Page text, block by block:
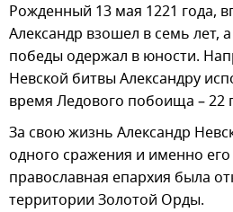
Рожденный 13 мая 1221 года,
Александр взошел в семь лет,
победы одержал в юности.
Невской битвы Александру
время Ледового побоища – 22
За свою жизнь Александр
одного сражения и именно
православная епархия была
территории Золотой Орды.